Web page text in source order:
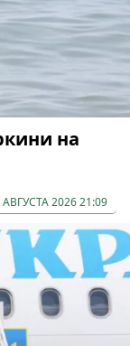
на
АВГУСТА 2026 21:09